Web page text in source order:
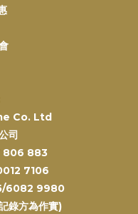
Co. Ltd
司
806 883
7106
6082 9980
錄方為作實)